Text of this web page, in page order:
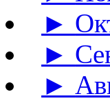
►
►
►